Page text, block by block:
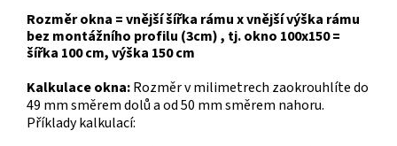
Rozměr okna = vnější šířka rámu x vnější výška rámu
bez montážního profilu (3cm) , tj. okno 100x150 =
šířka 100 cm, výška 150 cm
Kalkulace okna:Rozměr v milimetrech zaokrouhlíte do
49 mm směrem dolů a od 50 mm směrem nahoru.
Příklady kalkulací: